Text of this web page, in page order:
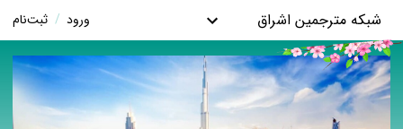
شبکه مترجمین اشراق ورود / ثبت‌نام